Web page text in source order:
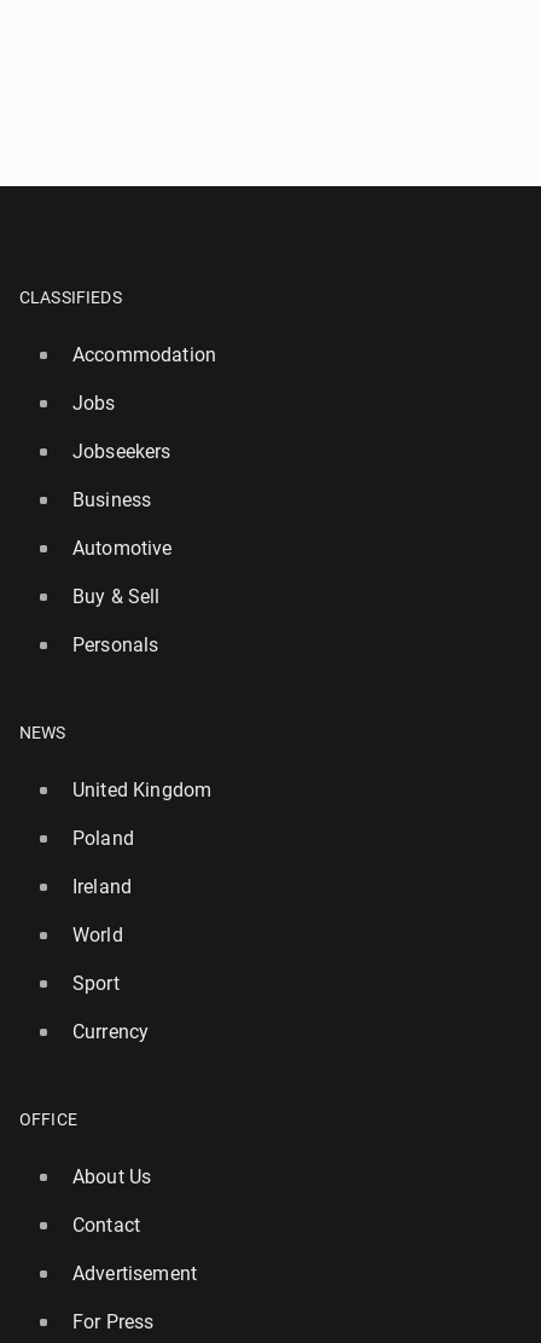
CLASSIFIEDS
Accommodation
Jobs
Jobseekers
Business
Automotive
Buy & Sell
Personals
NEWS
United Kingdom
Poland
Ireland
World
Sport
Currency
OFFICE
About Us
Contact
Advertisement
For Press